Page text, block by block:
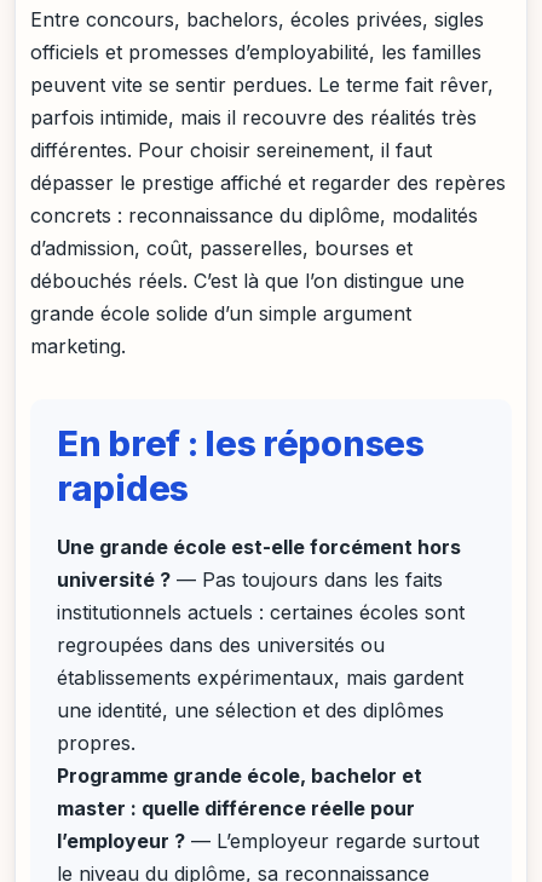
Entre concours, bachelors, écoles privées, sigles
officiels et promesses d’employabilité, les familles
peuvent vite se sentir perdues. Le terme fait rêver,
parfois intimide, mais il recouvre des réalités très
différentes. Pour choisir sereinement, il faut
dépasser le prestige affiché et regarder des repères
concrets : reconnaissance du diplôme, modalités
d’admission, coût, passerelles, bourses et
débouchés réels. C’est là que l’on distingue une
grande école solide d’un simple argument
marketing.
En bref : les réponses
rapides
Une grande école est-elle forcément hors
université ? — Pas toujours dans les faits
institutionnels actuels : certaines écoles sont
regroupées dans des universités ou
établissements expérimentaux, mais gardent
une identité, une sélection et des diplômes
propres.
Programme grande école, bachelor et
master : quelle différence réelle pour
l’employeur ? — L’employeur regarde surtout
le niveau du diplôme, sa reconnaissance